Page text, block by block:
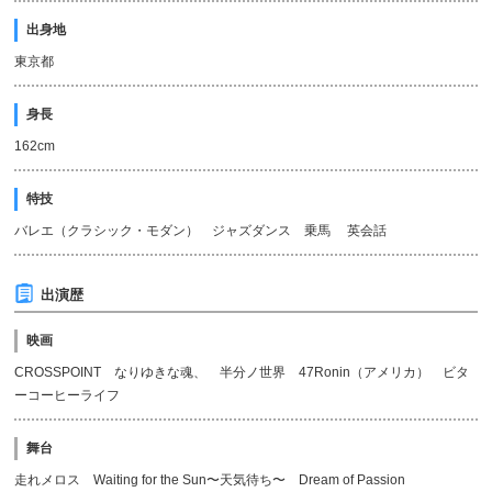
出身地
東京都
身長
162cm
特技
バレエ（クラシック・モダン） ジャズダンス 乗馬 英会話
出演歴
映画
CROSSPOINT なりゆきな魂、 半分ノ世界 47Ronin（アメリカ） ビタ
ーコーヒーライフ
舞台
走れメロス Waiting for the Sun〜天気待ち〜 Dream of Passion